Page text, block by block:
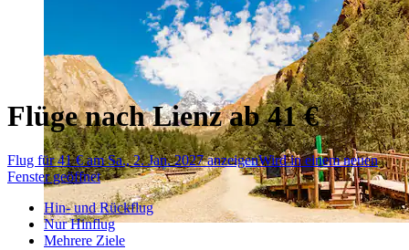
Flüge nach Lienz ab 41 €
Flug für 41 € am Sa., 2. Jan. 2027 anzeigenWird in einem neuen
Fenster geöffnet
Hin- und Rückflug
Nur Hinflug
Mehrere Ziele